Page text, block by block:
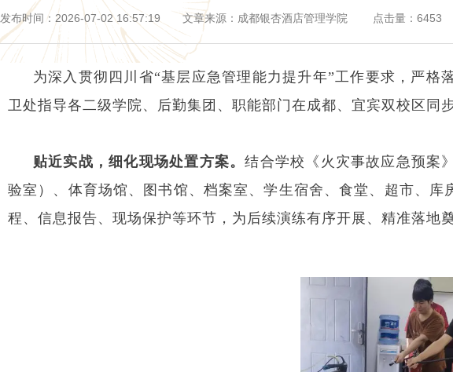
发布时间：2026-07-02 16:57:19 文章来源：成都银杏酒店管理学院 点击量：6453
为深入贯彻四川省“基层应急管理能力提升年”工作要求，严
卫处指导各二级学院、后勤集团、职能部门在成都、宜宾双校区同
贴近实战，细化现场处置方案。结合学校《火灾事故应急预案
验室）、体育场馆、图书馆、档案室、学生宿舍、食堂、超市、
程、信息报告、现场保护等环节，为后续演练有序开展、精准落地